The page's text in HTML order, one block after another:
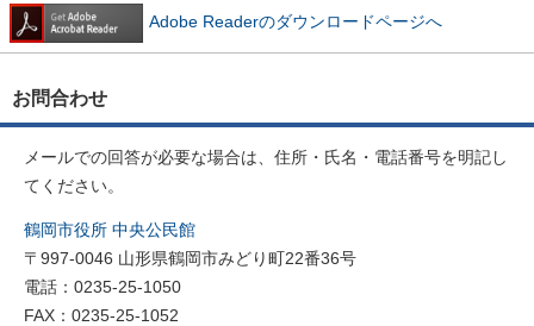
Adobe Readerのダウンロードページへ
お問合わせ
メールでの回答が必要な場合は、住所・氏名・電話番号を明記し
てください。
鶴岡市役所 中央公民館
〒997-0046 山形県鶴岡市みどり町22番36号
電話：0235-25-1050
FAX：0235-25-1052